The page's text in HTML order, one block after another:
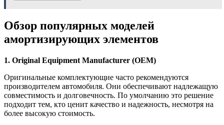
Обзор популярных моделей
амортизирующих элементов
1. Original Equipment Manufacturer (OEM)
Оригинальные комплектующие часто рекомендуются
производителем автомобиля. Они обеспечивают надлежащую
совместимость и долговечность. По умолчанию это решение
подходит тем, кто ценит качество и надежность, несмотря на
более высокую стоимость.